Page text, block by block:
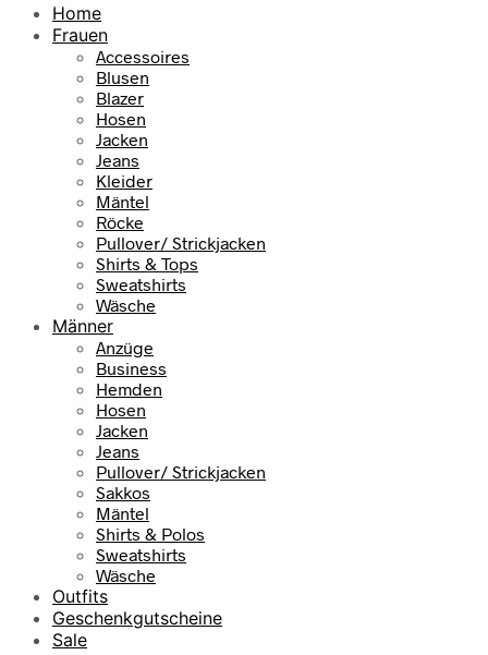
Home
Frauen
Accessoires
Blusen
Blazer
Hosen
Jacken
Jeans
Kleider
Mäntel
Röcke
Pullover/ Strickjacken
Shirts & Tops
Sweatshirts
Wäsche
Männer
Anzüge
Business
Hemden
Hosen
Jacken
Jeans
Pullover/ Strickjacken
Sakkos
Mäntel
Shirts & Polos
Sweatshirts
Wäsche
Outfits
Geschenkgutscheine
Sale